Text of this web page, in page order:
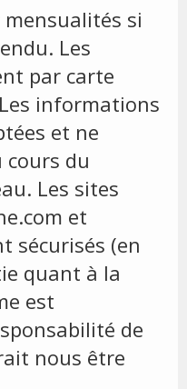
si
Les
par carte
informations
et ne
cours du
Les sites
et
sécurisés (en
quant à la
est
de
nous être